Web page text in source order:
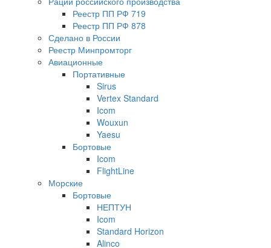
Реестр ПП РФ 719
Реестр ПП РФ 878
Сделано в России
Реестр Минпромторг
Авиационные
Портативные
Sirus
Vertex Standard
Icom
Wouxun
Yaesu
Бортовые
Icom
FlightLine
Морские
Бортовые
НЕПТУН
Icom
Standard Horizon
Alinco